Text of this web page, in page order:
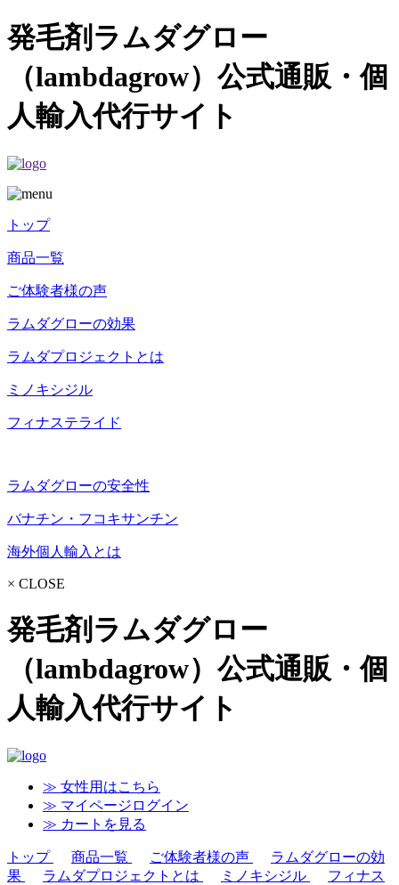
発毛剤ラムダグロー
（lambdagrow）公式通販・個
人輸入代行サイト
トップ
商品一覧
ご体験者様の声
ラムダグローの効果
ラムダプロジェクトとは
ミノキシジル
フィナステライド
ラムダグローの安全性
バナチン・フコキサンチン
海外個人輸入とは
× CLOSE
発毛剤ラムダグロー
（lambdagrow）公式通販・個
人輸入代行サイト
≫ 女性用はこちら
≫ マイページログイン
≫ カートを見る
トップ 商品一覧 ご体験者様の声
ラムダグローの効
果
ラムダプロジェクトとは ミノキシジル
フィナス